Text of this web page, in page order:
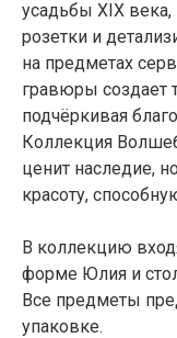
усадьбы XIX
розетки и
на предметах
гравюры создает
подчёркивая
Коллекция
ценит наследие,
красоту,
В коллекцию
форме Юлия и
Все предметы
упаковке.
ЖИЗНЬ В
РОЗОВОМ
И
Е
Подарить минуту
счастья родному
возможным,
сертификатам
РОЗОВОМ
ЦВЕТУ